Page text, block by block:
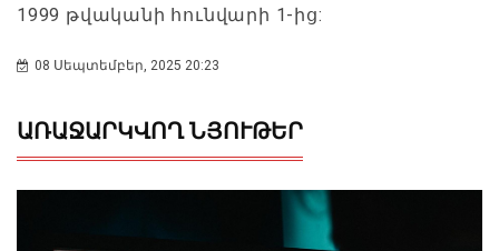
1999 թվականի հունվարի 1-ից:
08 Սեպտեմբեր, 2025 20:23
ԱՌԱՋԱՐԿՎՈՂ ՆՅՈՒԹԵՐ